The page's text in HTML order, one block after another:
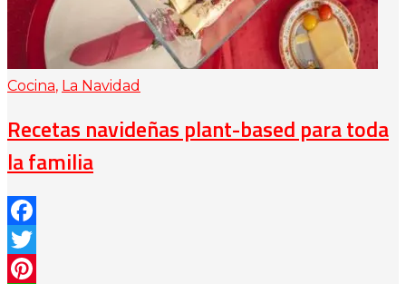
Cocina, La Navidad
Recetas navideñas plant-based para toda
la familia
Facebook
Twitter